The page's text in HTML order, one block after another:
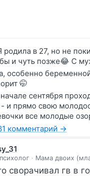
родила в 27, но не
и чуть позже😂 С
особенно
🤭
сентября
- и прямо свою
все молодые
комментарий →
· Мама двоих
сворачивал гв в